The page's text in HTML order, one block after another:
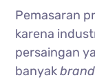
Pemasaran
karena
persaingan
banyakbrand